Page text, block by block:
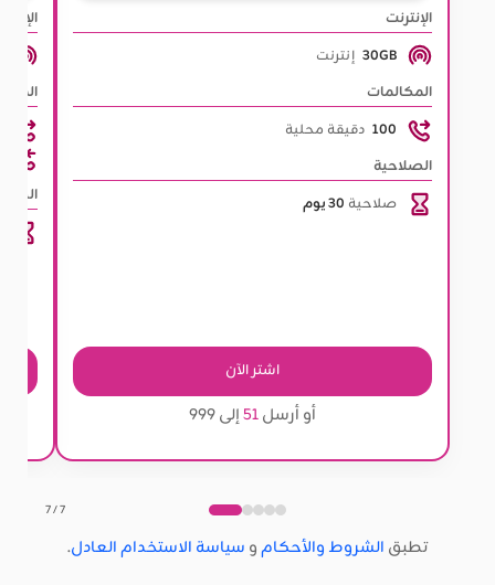
الإنترنت
30GB إنترنت
المكالمات
100 دقيقة محلية
الصلاحية
صلاحية 30 يوم
اشتر الآن
أو أرسل51إلى 999
7 / 7
تطبق الشروط والأحكامو سياسة الاستخدام العادل.